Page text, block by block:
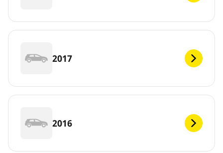
2017
2016